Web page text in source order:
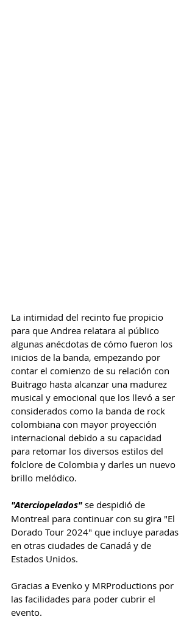
La intimidad del recinto fue propicio
para que Andrea relatara al público
algunas anécdotas de cómo fueron los
inicios de la banda, empezando por
contar el comienzo de su relación con
Buitrago hasta alcanzar una madurez
musical y emocional que los llevó a ser
considerados como la banda de rock
colombiana con mayor proyección
internacional debido a su capacidad
para retomar los diversos estilos del
folclore de Colombia y darles un nuevo
brillo melódico.
"Aterciopelados" se despidió de
Montreal para continuar con su gira "El
Dorado Tour 2024" que incluye paradas
en otras ciudades de Canadá y de
Estados Unidos.
Gracias a Evenko y MRProductions por
las facilidades para poder cubrir el
evento.